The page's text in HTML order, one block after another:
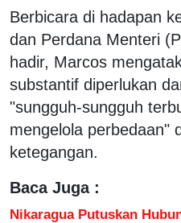
Berbicara di hadapan
dan Perdana Menteri
hadir, Marcos
substantif diperlukan
"sungguh-sungguh
mengelola perbedaan"
ketegangan.
Baca Juga :
Nikaragua Putuskan